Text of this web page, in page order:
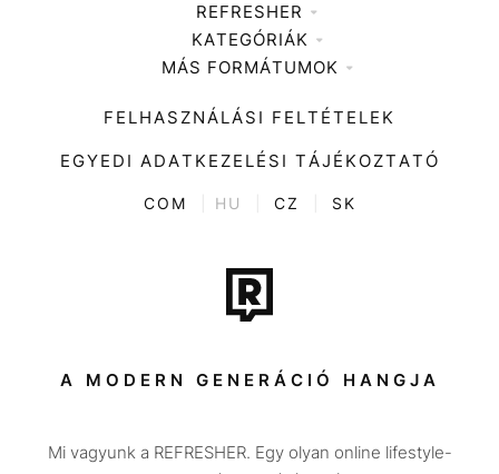
REFRESHER
Médiaajánlat
KATEGÓRIÁK
Zene
Divat
Kultúra
ENTR
Tech-Tudomány
Sport
Társadalom
Utazás
MÁS FORMÁTUMOK
FELHASZNÁLÁSI FELTÉTELEK
EGYEDI ADATKEZELÉSI TÁJÉKOZTATÓ
COM HU CZ SK
A MODERN GENERÁCIÓ HANGJA
Mi vagyunk a REFRESHER. Egy olyan online lifestyle-